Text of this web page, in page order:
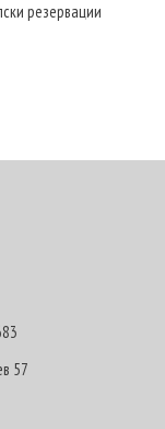
резервации
57